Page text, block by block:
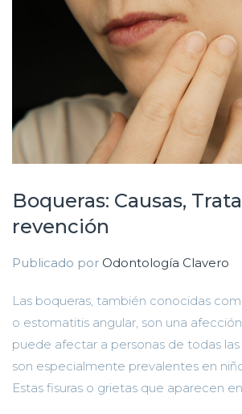
Boqueras: Causas,
revención
Publicado por Odontología Clavero
Las boqueras, también conocidas
o estomatitis angular, son una
puede afectar a personas de todas
son especialmente prevalentes en
Estas fisuras o grietas que aparecen